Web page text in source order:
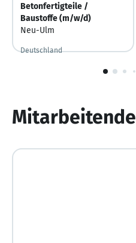
Betonfertigteile /
Baustoffe (m/w/d)
Neu-Ulm
Deutschland
Mitarbeitende